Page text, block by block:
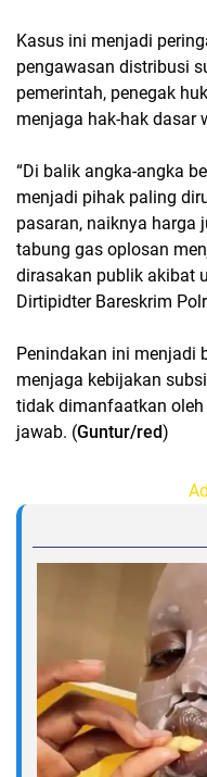
Kasus ini menjadi
pengawasan distribusi
pemerintah, penegak
menjaga hak-hak dasar
“Di balik angka-angka
menjadi pihak paling
pasaran, naiknya harga
tabung gas oplosan
dirasakan publik akibat
Dirtipidter Bareskrim
Penindakan ini menjadi
menjaga kebijakan
tidak dimanfaatkan
jawab. (Guntur/red)